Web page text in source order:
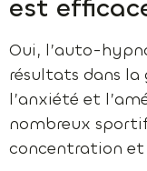
est
Oui, l’auto-
résultats dans la
l’anxiété et
nombreux
concentration et